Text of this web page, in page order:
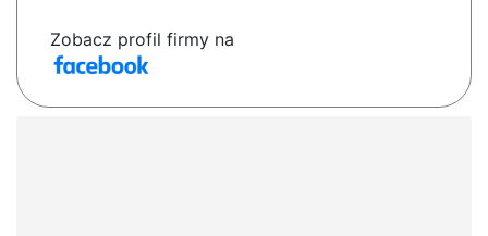
Zobacz profil firmy na